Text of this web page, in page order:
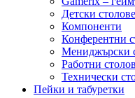
Детски столове
Компоненти
Конферентни
Мениджърски
Работни
Технически
Пейки и табуретки